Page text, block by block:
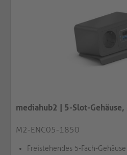
mediahub2 | 5-Slot-Gehäuse,
M2-ENC05-1850
Freistehendes 5-Fach-